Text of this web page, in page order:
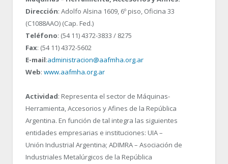
Dirección: Adolfo Alsina 1609, 6º piso, Oficina 33
(C1088AAO) (Cap. Fed.)
Teléfono: (54 11) 4372-3833 / 8275
Fax: (54 11) 4372-5602
E-mail:administracion@aafmha.org.ar
Web: www.aafmha.org.ar
Actividad: Representa el sector de Máquinas-
Herramienta, Accesorios y Afines de la República
Argentina. En función de tal integra las siguientes
entidades empresarias e instituciones: UIA –
Unión Industrial Argentina; ADIMRA – Asociación de
Industriales Metalúrgicos de la República